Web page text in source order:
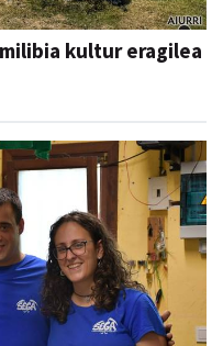
kultur eragilea